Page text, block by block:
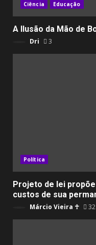
Ciência Educação
A Ilusão da Mão de
Dri 3
Política
Projeto de lei
custos de sua
Márcio Vieira ☥ 32